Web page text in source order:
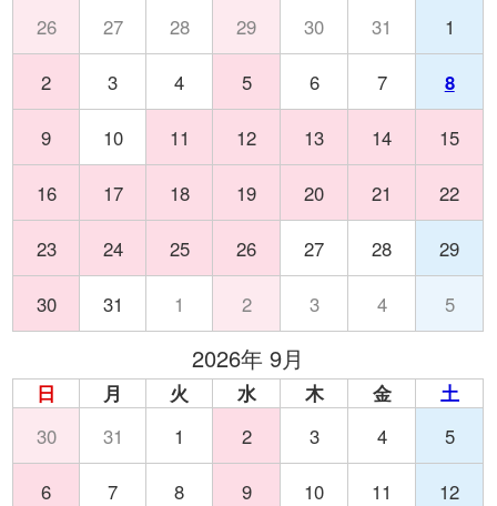
26 27 28 29 30 31 1
2 3 4 5 6 7 8
9 10 11 12 13 14 15
16 17 18 19 20 21 22
23 24 25 26 27 28 29
30 31 1 2 3 4 5
2026年 9月
日 月 火 水 木 金
土
30
31 1 2 3 4 5
6 7 8 9 10 11 12